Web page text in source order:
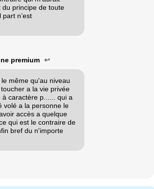
du principe de toute
n’est
premium ↩
même qu'au niveau
a la vie privée
à caractère p...... qui a
volé a la personne le
accès a quelque
qui est le contraire de
bref du n'importe